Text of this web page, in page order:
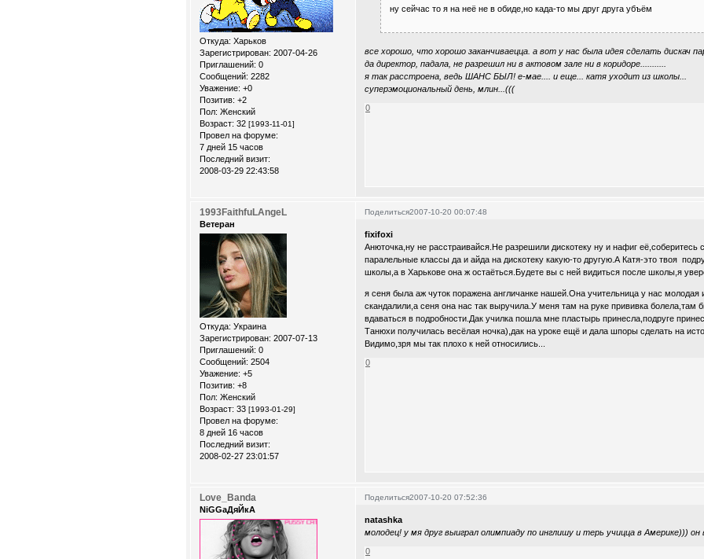
Откуда: Xарьков
Зарегистрирован: 2007-04-26
Приглашений: 0
Сообщений: 2282
Уважение: +0
Позитив: +2
Пол: Женский
Возраст: 32 [1993-11-01]
Провел на форуме:
7 дней 15 часов
Последний визит:
2008-03-29 22:43:58
ну сейчас то я на неё не в обиде,но када-то мы друг друга убъём
все хорошо, что хорошо заканчиваецца. а вот у нас была идея сделать дискач
да директор, падала, не разрешил ни в актовом зале ни в коридоре...........
я так расстроена, ведь ШАНС БЫЛ! е-мае.... и еще... катя уходит из школы...
суперэмоциональный день, млин...(((
0
Поделиться2007-10-20 00:07:48
1993FaithfuLAngeL
Ветеран
Откуда: Украина
Зарегистрирован: 2007-07-13
Приглашений: 0
Сообщений: 2504
Уважение: +5
Позитив: +8
Пол: Женский
Возраст: 33 [1993-01-29]
Провел на форуме:
8 дней 16 часов
Последний визит:
2008-02-27 23:01:57
fixifoxi
Анюточка,ну не расстраивайся.Не разрешили дискотеку ну и нафиг
паралельные классы да и айда на дискотеку какую-то другую.А Катя-это твоя
школы,а в Харькове она ж остаёться.Будете вы с ней видиться после школы,я
я сеня была аж чуток поражена англичанке нашей.Она учительница у нас
скандалили,а сеня она нас так выручила.У меня там на руке прививка болела,там
вдаваться в подробности.Дак училка пошла мне пластырь принесла,подруге
Танюхи получилась весёлая ночка),дак на уроке ещё и дала шпоры сделать на
Видимо,зря мы так плохо к ней относились...
0
Поделиться2007-10-20 07:52:36
Love_Banda
NiGGaДяЙкА
natashka
молодец! у мя друг выиграл олимпиаду по инглишу и терь учицца в Америке))) он
0